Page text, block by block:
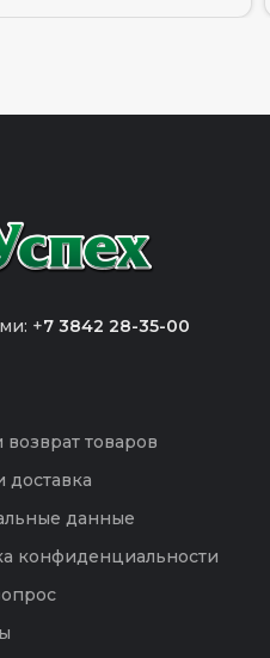
+7 3842 28-35-00
товаров
доставка
данные
конфиденциальности